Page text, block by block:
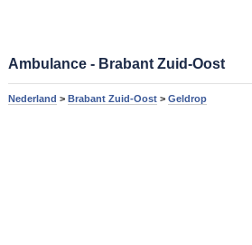
Ambulance - Brabant Zuid-Oost
Nederland > Brabant Zuid-Oost> Geldrop